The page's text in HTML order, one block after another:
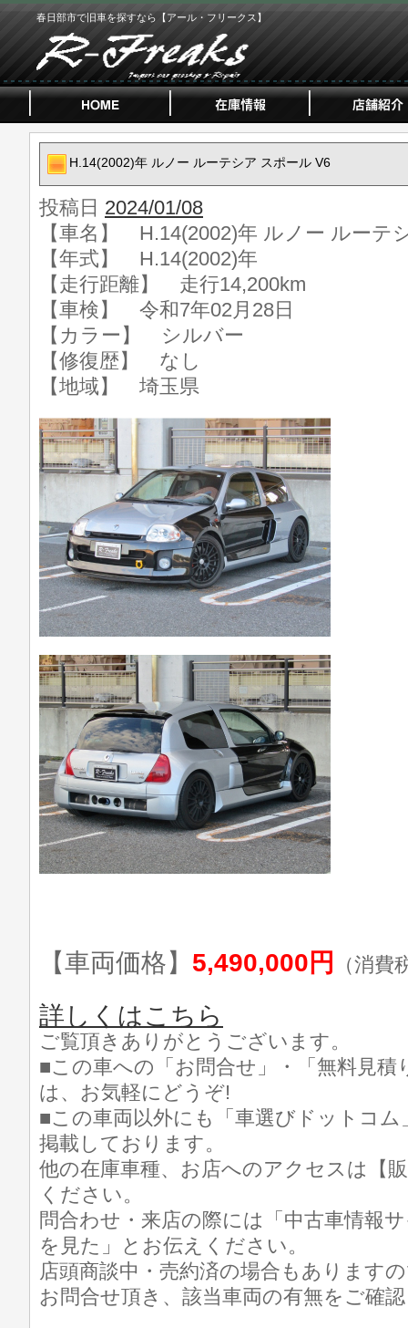
春日部市で旧車を探すなら【アール・フリークス】
H.14(2002)年 ルノー ルーテシア スポール V6
投稿日 2024/01/08
【車名】 H.14(2002)年 ルノー ルーテ
【年式】 H.14(2002)年
【走行距離】 走行14,200km
【車検】 令和7年02月28日
【カラー】 シルバー
【修復歴】 なし
【地域】 埼玉県
【車両価格】 5,490,000円 （消費
詳しくはこちら
ご覧頂きありがとうございます。
■この車への「お問合せ」・「無料見積
は、お気軽にどうぞ!
■この車両以外にも「車選びドットコ
掲載しております。
他の在庫車種、お店へのアクセスは【
ください。
問合わせ・来店の際には「中古車情報
を見た」とお伝えください。
店頭商談中・売約済の場合もあります
お問合せ頂き、該当車両の有無をご確